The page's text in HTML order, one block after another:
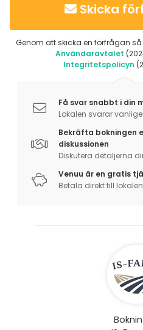
-Keskiaikainen kivikirkko 1,8km
-Suitian kartanolinna 200m
-Viljamakasiini
-Alueella mahdollista
yksilövalmennusta
mahdollisuuksista.
-Hääjuhlien osalta Siuntion
valjakkomatkan päässä.
toteuttaa
-kysy muista
Skicka
Genom att skicka en förfrågan
Användaravtalet
Integritetspolicyn
Få svar snabbt i din
Lokalen svarar
Bekräfta bokningen
diskussionen
Diskutera detaljerna
Venuu är en gratis
Betala direkt till